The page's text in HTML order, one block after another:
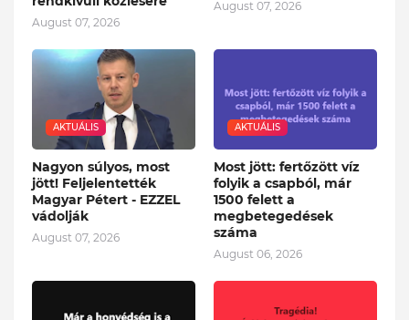
August 07, 2026
August 07, 2026
AKTUÁLIS
Nagyon súlyos, most
jött! Feljelentették
Magyar Pétert - EZZEL
vádolják
August 07, 2026
AKTUÁLIS
Most jött: fertőzött víz
folyik a csapból, már
1500 felett a
megbetegedések
száma
August 06, 2026